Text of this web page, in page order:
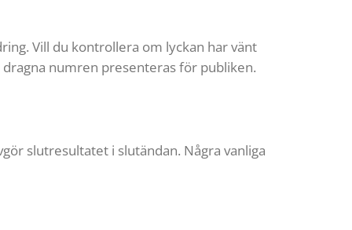
Vill du kontrollera om lyckan har vänt
numren presenteras för publiken.
slutresultatet i slutändan. Några vanliga